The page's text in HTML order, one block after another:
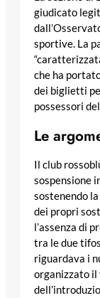
giudicato
sportive. La
che ha
dei biglietti
possessori
Le
Il club
sospensione
sostenendo
dei propri
l’assenza di
tra le due
riguardava i
organizzato